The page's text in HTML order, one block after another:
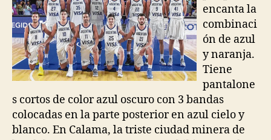
encanta la
combinaci
ón de azul
y naranja.
Tiene
pantalone
s cortos de color azul oscuro con 3 bandas
colocadas en la parte posterior en azul cielo y
blanco. En Calama, la triste ciudad minera de